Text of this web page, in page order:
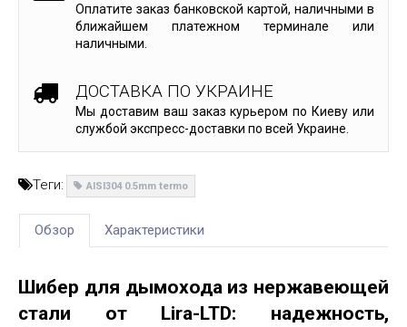
Оплатите заказ банковской картой, наличными в
ближайшем платежном терминале или
наличными.
ДОСТАВКА ПО УКРАИНЕ
Мы доставим ваш заказ курьером по Киеву или
службой экспресс-доставки по всей Украине.
Теги: AISI304 0.5mm termo
Обзор Характеристики
Шибер для дымохода из нержавеющей
стали от Lira-LTD: надежность,